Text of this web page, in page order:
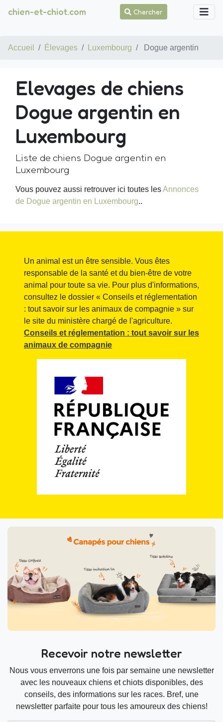
chien-et-chiot.com Chercher
Accueil Élevages Luxembourg Dogue argentin
Elevages de chiens
Dogue argentin en
Luxembourg
Liste de chiens Dogue argentin en
Luxembourg
Vous pouvez aussi retrouver ici toutes lesAnnonces
de Dogue argentin en Luxembourg..
Un animal est un être sensible. Vous êtes
responsable de la santé et du bien-être de votre
animal pour toute sa vie. Pour plus d'informations,
consultez le dossier « Conseils et réglementation
: tout savoir sur les animaux de compagnie » sur
le site du ministère chargé de l'agriculture.
Conseils et réglementation : tout savoir sur les
animaux de compagnie
Recevoir notre newsletter
Nous vous enverrons une fois par semaine une newsletter
avec les nouveaux chiens et chiots disponibles, des
conseils, des informations sur les races. Bref, une
newsletter parfaite pour tous les amoureux des chiens!